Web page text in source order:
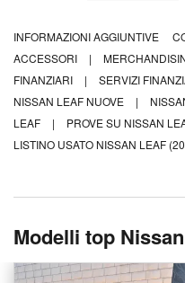
INFORMAZIONI AGGIUNTIVE
ACCESSORI
|
FINANZIARI
| SERVIZI
NISSAN LEAF NUOVE
|
LEAF
| PROVE SU NISSAN
LISTINO USATO NISSAN LEAF
Modelli top Nissan